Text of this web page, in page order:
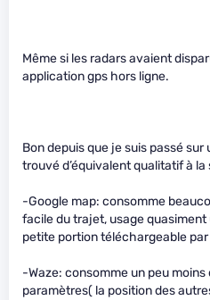
Même si les radars avaient
application gps hors ligne.
Bon depuis que je suis passé sur
trouvé d’équivalent qualitatif à la
-Google map: consomme
facile du trajet, usage
petite portion téléchargeable par
-Waze: consomme un peu moins
paramètres( la position des